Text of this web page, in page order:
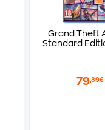
Grand Theft
Standard
79,89€